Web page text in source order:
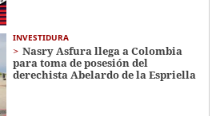
INVESTIDURA
Nasry Asfura llega a Colombia
para toma de posesión del
derechista Abelardo de la Espriella